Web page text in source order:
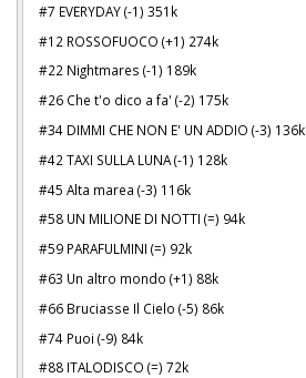
#7 EVERYDAY (-1) 351k
#12 ROSSOFUOCO (+1) 274k
#22 Nightmares (-1) 189k
#26 Che t'o dico a fa' (-2) 175k
#34 DIMMI CHE NON E' UN ADDIO (-3) 136k
#42 TAXI SULLA LUNA (-1) 128k
#45 Alta marea (-3) 116k
#58 UN MILIONE DI NOTTI (=) 94k
#59 PARAFULMINI (=) 92k
#63 Un altro mondo (+1) 88k
#66 Bruciasse Il Cielo (-5) 86k
#74 Puoi (-9) 84k
#88 ITALODISCO (=) 72k